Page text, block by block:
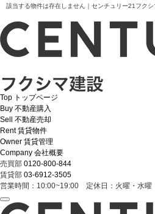
該当する物件は存在しません｜センチュリー21フクシ
Top トップページ
Buy 不動産購入
Sell
不動産売却
Rent 賃貸物件
Owner 賃貸管理
Company 会社概要
売買部 0120-800-844
賃貸部 03-6912-3505
営業時間：10:00~19:00 定休日：火曜・水曜